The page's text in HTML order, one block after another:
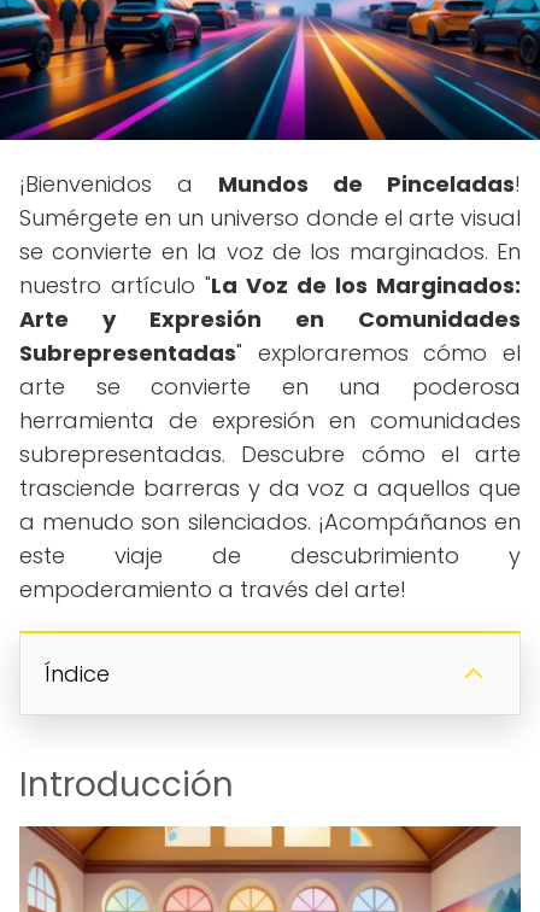
¡Bienvenidos a Mundos de Pinceladas!
Sumérgete en un universo donde el arte visual
se convierte en la voz de los marginados. En
nuestro artículo "La Voz de los Marginados:
Arte y Expresión en Comunidades
Subrepresentadas" exploraremos cómo el
arte se convierte en una poderosa
herramienta de expresión en comunidades
subrepresentadas. Descubre cómo el arte
trasciende barreras y da voz a aquellos que
a menudo son silenciados. ¡Acompáñanos en
este viaje de descubrimiento y
empoderamiento a través del arte!
Índice
Introducción